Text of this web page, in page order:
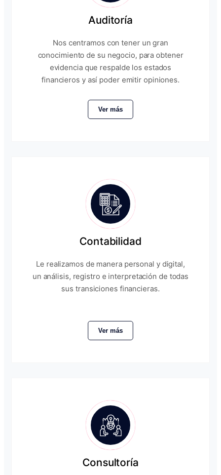
Auditoría
Nos centramos con tener un gran
conocimiento de su negocio, para obtener
evidencia que respalde los estados
financieros y así poder emitir opiniones.
Ver más
Contabilidad
Le realizamos de manera personal y digital,
un análisis, registro e interpretación de todas
sus transiciones financieras.
Ver más
Consultoría